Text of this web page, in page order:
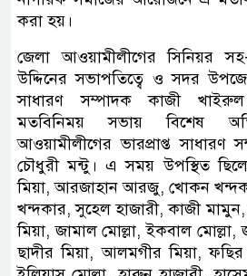
করা হয়।
জেলা আওয়ামীলীগের সিনিয়র
উদ্দিনের সভাপতিত্বে ও সদর
সাধারণ সম্পাদক কাজী
মতবিনিময় সভায় বিশেষ
আওয়ামীলীগের ভারপ্রাপ্ত সাধারণ
চৌধুরী মন্টু। এ সময় উপস্থিত
মিয়া, আরজাহান আরজু, খোকন
খন্দকার, সুহেল হাজারী, কাজী
মিয়া, জামাল মোল্লা, ইকবাল
ছাদীর মিয়া, আলমগীর মিয়া,